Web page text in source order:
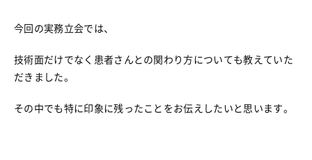
今回の実務立会では、
技術面だけでなく患者さんとの関わり方についても教えていた
だきました。
その中でも特に印象に残ったことをお伝えしたいと思います。